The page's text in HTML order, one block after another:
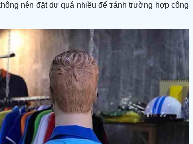
nên đặt dư quá nhiều để tránh trường hợp công